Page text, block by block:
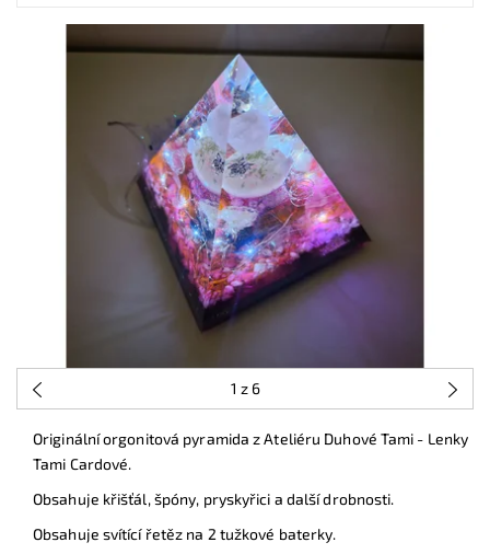
1 z 6
Originální orgonitová pyramida z Ateliéru Duhové Tami - Lenky
Tami Cardové.
Obsahuje křišťál, špóny, pryskyřici a další drobnosti.
Obsahuje svítící řetěz na 2 tužkové baterky.